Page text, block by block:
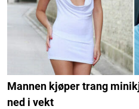
Mannen kjøper trang
ned i vekt